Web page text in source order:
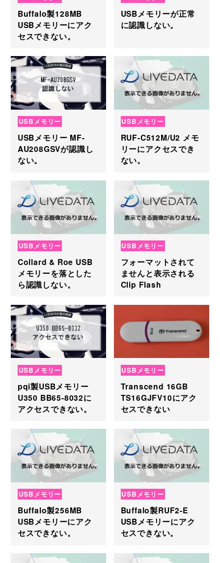
Buffalo製128MB
USBメモリーにアク
セスできない。
USBメモリーが正常
に認識しない。
USBメモリー
USBメモリー MF-
AU208GSVが認識し
ない。
USBメモリー
RUF-C512M/U2 メモ
リーにアクセスでき
ない。
USBメモリー
Collard & Roe USB
メモリーを落とした
ら認識しない。
USBメモリー
フォーマットされて
ませんと表示される
Clip Flash
USBメモリー
pqi製USBメモリー
U350 BB65-8032に
アクセスできない。
USBメモリー
Transcend 16GB
TS16GJFV10にアク
セスできない
USBメモリー
Buffalo製256MB
USBメモリーにアク
セスできない。
USBメモリー
Buffalo製RUF2-E
USBメモリーにアク
セスできない。